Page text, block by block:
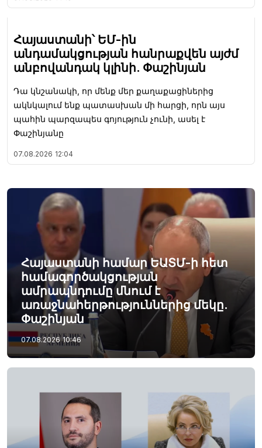
Հայաստանի՝ ԵՄ-ին
անդամակցության հանրաքվեն այժմ
անբովանդակ կլինի. Փաշինյան
Դա կնշանակի, որ մենք մեր քաղաքացիներից
ակնկալում ենք պատասխան մի հարցի, որն այս
պահին պարզապես գոյություն չունի, ասել է
Փաշինյանը
07.08.2026 12:04
Հայաստանի համար ԵԱՏՄ-ի հետ
համագործակցության
ամրապնդումը մնում է
առաջնահերթություններից մեկը.
Փաշինյան
07.08.2026 10:46